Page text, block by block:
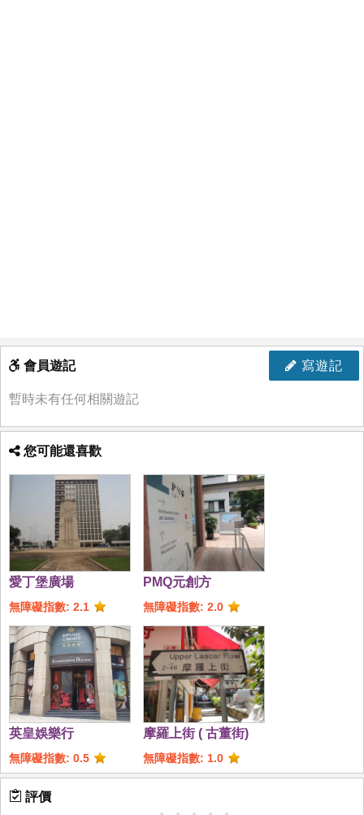
寫遊記
會員遊記
暫時未有任何相關遊記
您可能還喜歡
愛丁堡廣場
無障礙指數: 2.1
PMQ元創方
無障礙指數: 2.0
英皇娛樂行
無障礙指數: 0.5
摩羅上街 ( 古董街)
無障礙指數: 1.0
評價